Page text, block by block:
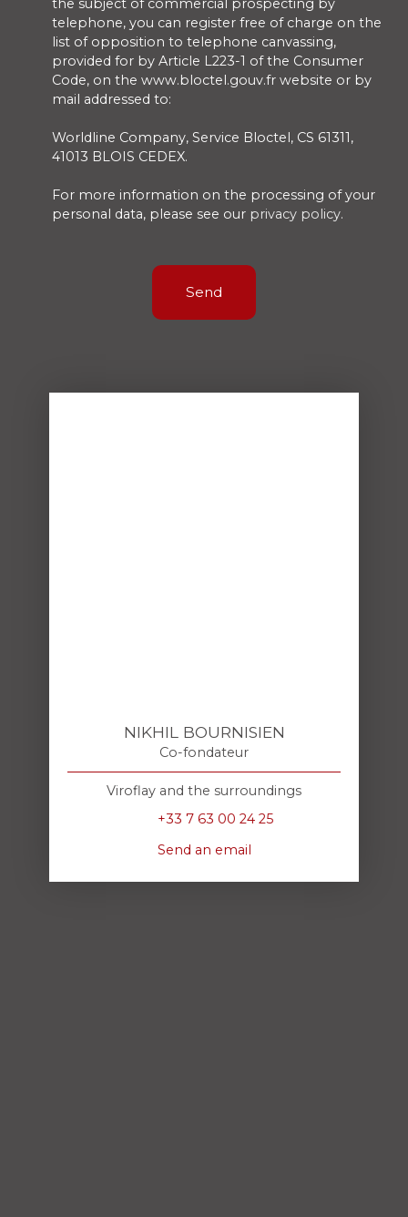
the subject of commercial prospecting by
telephone, you can register free of charge on the
list of opposition to telephone canvassing,
provided for by Article L223-1 of the Consumer
Code, on the www.bloctel.gouv.fr website or by
mail addressed to:
Worldline Company, Service Bloctel, CS 61311,
41013 BLOIS CEDEX.
For more information on the processing of your
personal data, please see our privacy policy.
Send
NIKHIL BOURNISIEN
Co-fondateur
Viroflay and the surroundings
+33 7 63 00 24 25
Send an email